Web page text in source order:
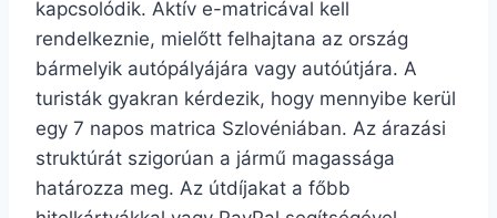
kapcsolódik. Aktív e-matricával kell
rendelkeznie, mielőtt felhajtana az ország
bármelyik autópályájára vagy autóútjára. A
turisták gyakran kérdezik, hogy mennyibe kerül
egy 7 napos matrica Szlovéniában. Az árazási
struktúrát szigorúan a jármű magassága
határozza meg. Az útdíjakat a főbb